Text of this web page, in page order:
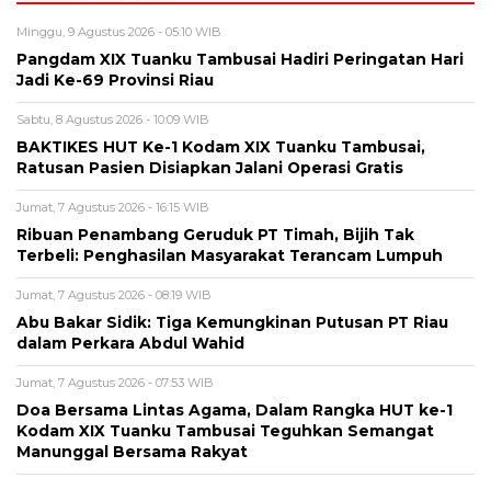
Minggu, 9 Agustus 2026 - 05:10 WIB
Pangdam XIX Tuanku Tambusai Hadiri Peringatan Hari
Jadi Ke-69 Provinsi Riau
Sabtu, 8 Agustus 2026 - 10:09 WIB
BAKTIKES HUT Ke-1 Kodam XIX Tuanku Tambusai,
Ratusan Pasien Disiapkan Jalani Operasi Gratis
Jumat, 7 Agustus 2026 - 16:15 WIB
Ribuan Penambang Geruduk PT Timah, Bijih Tak
Terbeli: Penghasilan Masyarakat Terancam Lumpuh
Jumat, 7 Agustus 2026 - 08:19 WIB
Abu Bakar Sidik: Tiga Kemungkinan Putusan PT Riau
dalam Perkara Abdul Wahid
Jumat, 7 Agustus 2026 - 07:53 WIB
Doa Bersama Lintas Agama, Dalam Rangka HUT ke-1
Kodam XIX Tuanku Tambusai Teguhkan Semangat
Manunggal Bersama Rakyat